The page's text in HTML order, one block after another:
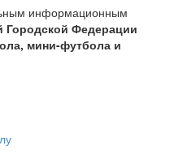
информационным
Городской Федерации
мини-футбола и